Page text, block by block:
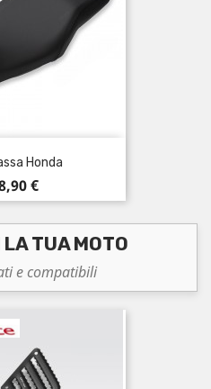
Honda
€
TUA MOTO
e compatibili